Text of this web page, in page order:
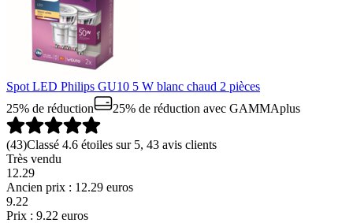
Spot LED Philips GU10 5 W blanc chaud 2 pièces
25% de réduction
25% de réduction avec GAMMAplus
(43)Classé 4.6 étoiles sur 5, 43 avis clients
Très vendu
12.29
Ancien prix : 12.29 euros
9.22
Prix : 9.22 euros